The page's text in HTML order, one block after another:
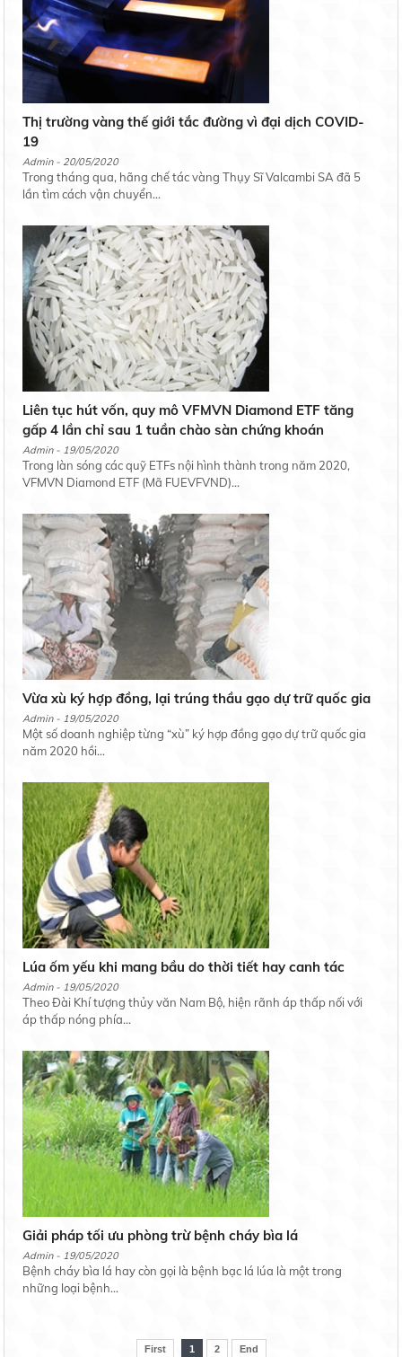
Thị trường vàng thế giới tắc đường vì đại dịch COVID-
19
Admin - 20/05/2020
Trong tháng qua, hãng chế tác vàng Thụy Sĩ Valcambi SA đã 5
lần tìm cách vận chuyển...
Liên tục hút vốn, quy mô VFMVN Diamond ETF tăng
gấp 4 lần chỉ sau 1 tuần chào sàn chứng khoán
Admin - 19/05/2020
Trong làn sóng các quỹ ETFs nội hình thành trong năm 2020,
VFMVN Diamond ETF (Mã FUEVFVND)...
Vừa xù ký hợp đồng, lại trúng thầu gạo dự trữ quốc gia
Admin - 19/05/2020
Một số doanh nghiệp từng “xù” ký hợp đồng gạo dự trữ quốc gia
năm 2020 hồi...
Lúa ốm yếu khi mang bầu do thời tiết hay canh tác
Admin - 19/05/2020
Theo Đài Khí tượng thủy văn Nam Bộ, hiện rãnh áp thấp nối với
áp thấp nóng phía...
Giải pháp tối ưu phòng trừ bệnh cháy bìa lá
Admin - 19/05/2020
Bệnh cháy bìa lá hay còn gọi là bệnh bạc lá lúa là một trong
những loại bệnh...
First 1 2 End
Nếp Ngỗng
Liên hệ
Nếp Bắc Hạt Cau